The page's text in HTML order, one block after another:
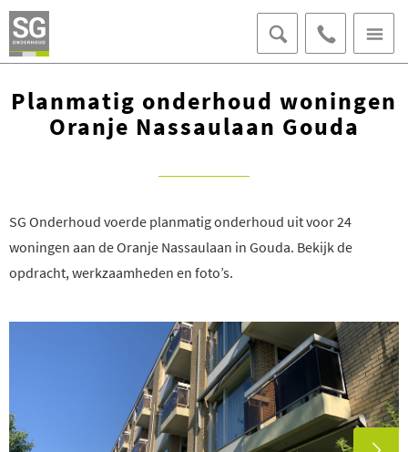
15
OFFERTE AANVRAGEN AFSPRAAK MAKEN
LOKET VOOR BEWONERS
Planmatig onderhoud woningen
Oranje Nassaulaan Gouda
SG Onderhoud voerde planmatig onderhoud uit voor 24
woningen aan de Oranje Nassaulaan in Gouda. Bekijk de
opdracht, werkzaamheden en foto’s.